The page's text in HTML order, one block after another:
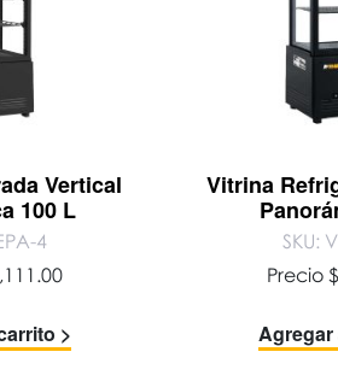
Vertical
100 L
4
>
Vitrina
SKU:
Precio $
Agregar